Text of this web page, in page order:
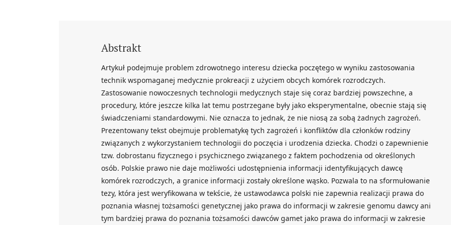
Abstrakt
Artykuł podejmuje problem zdrowotnego interesu dziecka poczętego w wyniku zastosowania
technik wspomaganej medycznie prokreacji z użyciem obcych komórek rozrodczych.
Zastosowanie nowoczesnych technologii medycznych staje się coraz bardziej powszechne, a
procedury, które jeszcze kilka lat temu postrzegane były jako eksperymentalne, obecnie stają się
świadczeniami standardowymi. Nie oznacza to jednak, że nie niosą za sobą żadnych zagrożeń.
Prezentowany tekst obejmuje problematykę tych zagrożeń i konfliktów dla członków rodziny
związanych z wykorzystaniem technologii do poczęcia i urodzenia dziecka. Chodzi o zapewnienie
tzw. dobrostanu fizycznego i psychicznego związanego z faktem pochodzenia od określonych
osób. Polskie prawo nie daje możliwości udostępnienia informacji identyfikujących dawcę
komórek rozrodczych, a granice informacji zostały określone wąsko. Pozwala to na sformułowanie
tezy, która jest weryfikowana w tekście, że ustawodawca polski nie zapewnia realizacji prawa do
poznania własnej tożsamości genetycznej jako prawa do informacji w zakresie genomu dawcy ani
tym bardziej prawa do poznania tożsamości dawców gamet jako prawa do informacji w zakresie